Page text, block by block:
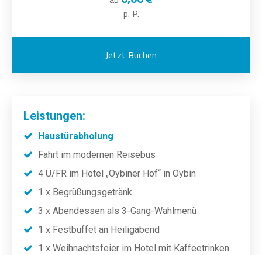
p. P.
Jetzt Buchen
Leistungen:
Haustürabholung
Fahrt im modernen Reisebus
4 Ü/FR im Hotel „Oybiner Hof“ in Oybin
1 x Begrüßungsgetränk
3 x Abendessen als 3-Gang-Wahlmenü
1 x Festbuffet an Heiligabend
1 x Weihnachtsfeier im Hotel mit Kaffeetrinken